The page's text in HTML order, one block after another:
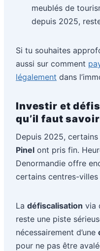
meublés de
depuis 2025,
Si tu souhaites
aussi sur comment
légalement dans
Investir et
qu’il faut savoir
Depuis 2025,
Pinel ont pris fin.
Denormandie offre
certains centres-
La défiscalisation via
reste une piste
nécessairement d’une
pour ne pas être